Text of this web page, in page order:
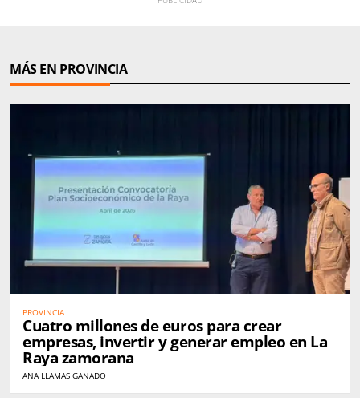
MÁS EN PROVINCIA
PROVINCIA
Cuatro millones de euros para crear
empresas, invertir y generar empleo en La
Raya zamorana
ANA LLAMAS GANADO